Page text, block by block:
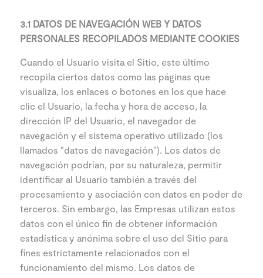
3.1 DATOS DE NAVEGACIÓN WEB Y DATOS
PERSONALES RECOPILADOS MEDIANTE COOKIES
Cuando el Usuario visita el Sitio, este último
recopila ciertos datos como las páginas que
visualiza, los enlaces o botones en los que hace
clic el Usuario, la fecha y hora de acceso, la
dirección IP del Usuario, el navegador de
navegación y el sistema operativo utilizado (los
llamados "datos de navegación"). Los datos de
navegación podrían, por su naturaleza, permitir
identificar al Usuario también a través del
procesamiento y asociación con datos en poder de
terceros. Sin embargo, las Empresas utilizan estos
datos con el único fin de obtener información
estadística y anónima sobre el uso del Sitio para
fines estrictamente relacionados con el
funcionamiento del mismo. Los datos de